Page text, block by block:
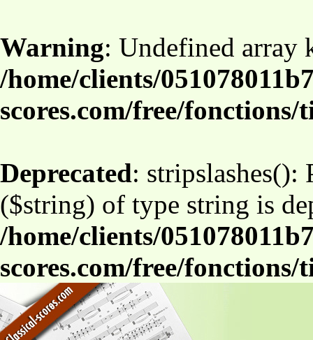
Warning: Undefined array
/home/clients/
scores.com/free/
Deprecated: stripslashes():
($string) of type string is
/home/clients/
scores.com/free/